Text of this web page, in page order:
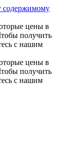
содержимому
цены в
получить
с нашим
цены в
получить
с нашим